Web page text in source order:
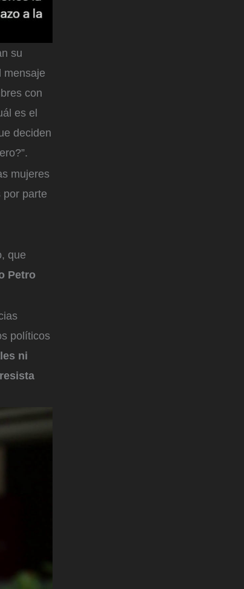
su
mensaje
con
es el
deciden
mujeres
por parte
que
Petro
políticos
ni